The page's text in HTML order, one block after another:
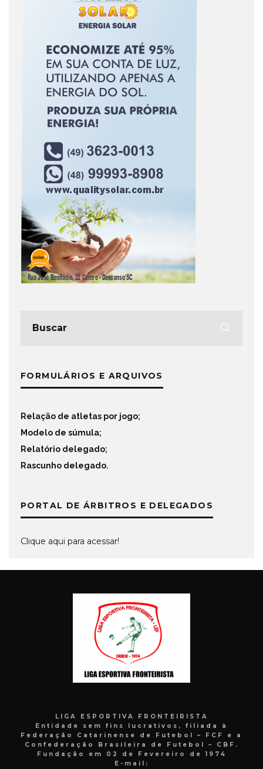
FORMULÁRIOS E ARQUIVOS
Relação de atletas por jogo;
Modelo de súmula;
Relatório delegado;
Rascunho delegado.
PORTAL DE ÁRBITROS E DELEGADOS
Clique aqui para acessar!
LIGA ESPORTIVA FRONTEIRISTA
Entidade sem fins lucrativos, filiada à
Federação Catarinense de Futebol – FCF e a
Confederação Brasileira de Futebol – CBF.
Fundação em 02 de Fevereiro de 1974
E-mail: